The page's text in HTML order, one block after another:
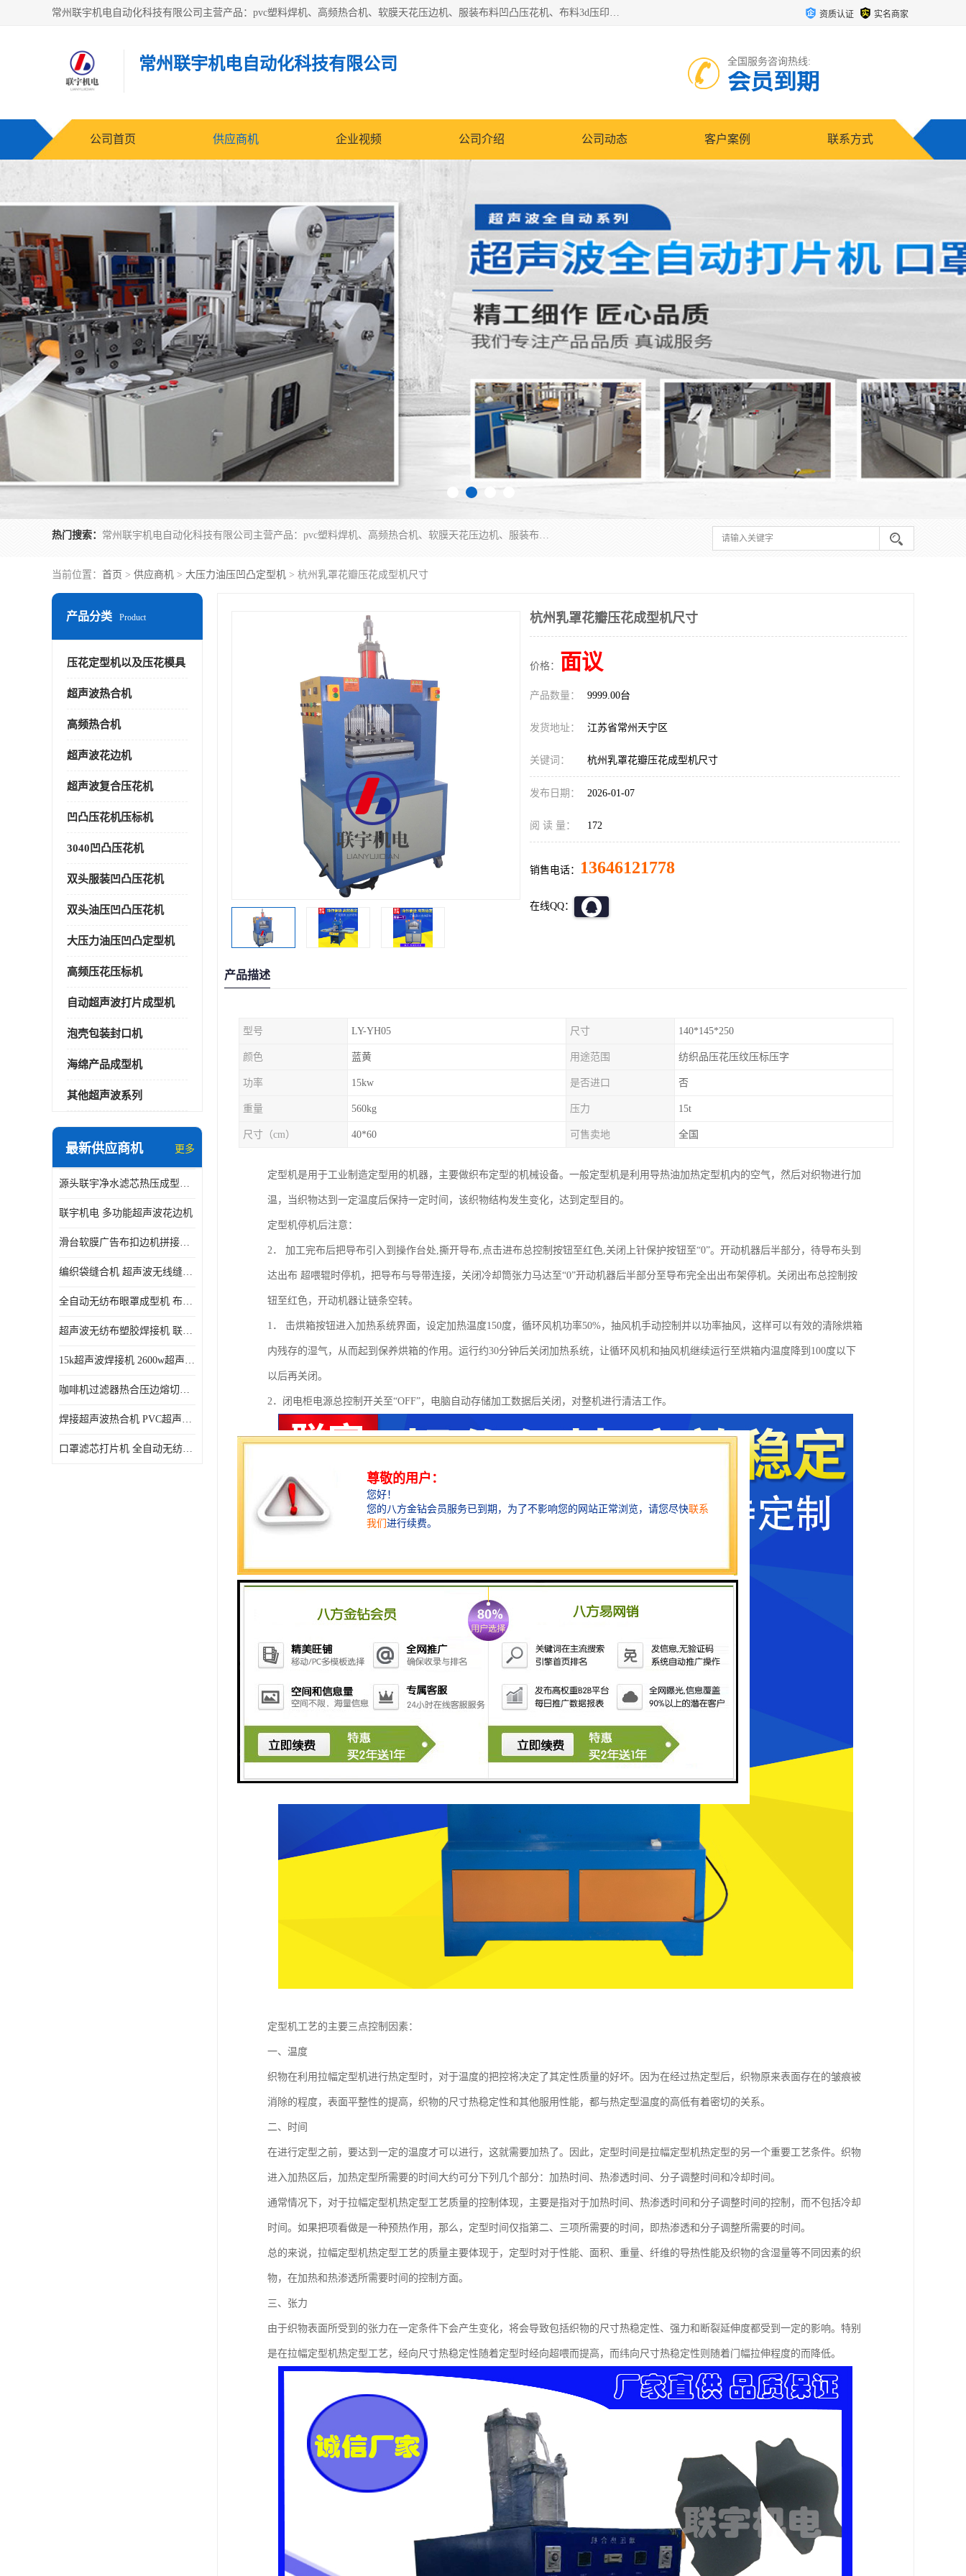
常州联宇机电自动化科技有限公司主营产品：pvc塑料焊机、高频热合机、软膜天花压边机、服装布料凹凸压花机、布料3d压印设备、服装植胶设备、超声波布料花边机、无纺布热合机、全自动压花机。 资质认证 实名商家
常州联宇机电自动化科技有限公司 全国服务咨询热线:
会员到期
公司首页 供应商机 企业视频 公司介绍 公司动态 客户案例 联系方式
热门搜索： 常州联宇机电自动化科技有限公司主营产品：pvc塑料焊机、高频热合机、软膜天花压边机、服装布料凹凸压花机、布料3d压印设备、服装植胶设备、超声波布料花边机、无纺布热合机、全自动压花机。
当前位置： 首页 > 供应商机 > 大压力油压凹凸定型机 > 杭州乳罩花瓣压花成型机尺寸
产品分类 Product
压花定型机以及压花模具
超声波热合机
高频热合机
超声波花边机
超声波复合压花机
凹凸压花机压标机
3040凹凸压花机
双头服装凹凸压花机
双头油压凹凸压花机
大压力油压凹凸定型机
高频压花压标机
自动超声波打片成型机
泡壳包装封口机
海绵产品成型机
其他超声波系列
最新供应商机 更多
源头联宇净水滤芯热压成型机器 超声波大功率封边机
联宇机电 多功能超声波花边机
滑台软膜广告布扣边机拼接机用于焊接热合拼接作用
编织袋缝合机 超声波无线缝合机 厂家现货供应
全自动无纺布眼罩成型机 布料海绵眼罩热合切边机
超声波无纺布塑胶焊接机 联宇制造
15k超声波焊接机 2600w超声波焊接机 联宇制造
咖啡机过滤器热合压边熔切机 超声波无纺布喷胶棉热合机
焊接超声波热合机 PVC超声波焊接机 无纺布超声波设备
口罩滤芯打片机 全自动无纺布压花压标设备 多层料复合机
杭州乳罩花瓣压花成型机尺寸
价格： 面议
产品数量： 9999.00台
发货地址： 江苏省常州天宁区
关键词： 杭州乳罩花瓣压花成型机尺寸
发布日期： 2026-01-07
阅 读 量： 172
销售电话： 13646121778
在线QQ：
产品描述
型号 LY-YH05 尺寸 140*145*250
颜色 蓝黄 用途范围 纺织品压花压纹压标压字
功率 15kw 是否进口 否
重量 560kg 压力 15t
尺寸（cm） 40*60 可售卖地 全国
定型机是用于工业制造定型用的机器，主要做织布定型的机械设备。一般定型机是利用导热油加热定型机内的空气，然后对织物进行加
温，当织物达到一定温度后保持一定时间，该织物结构发生变化，达到定型目的。
定型机停机后注意：
2． 加工完布后把导布引入到操作台处,撕开导布,点击进布总控制按钮至红色,关闭上针保护按钮至“0”。开动机器后半部分，待导布头到
达出布 超喂辊时停机，把导布与导带连接，关闭冷却筒张力马达至“0”开动机器后半部分至导布完全出出布架停机。关闭出布总控制按
钮至红色，开动机器让链条空转。
1． 击烘箱按钮进入加热系统界面，设定加热温度150度，循环风机功率50%，抽风机手动控制并以功率抽风，这样可以有效的清除烘箱
内残存的湿气，从而起到保养烘箱的作用。运行约30分钟后关闭加热系统，让循环风机和抽风机继续运行至烘箱内温度降到100度以下
以后再关闭。
2．闭电柜电源总控制开关至“OFF”，电脑自动存储加工数据后关闭，对整机进行清洁工作。
定型机工艺的主要三点控制因素：
一、温度
织物在利用拉幅定型机进行热定型时，对于温度的把控将决定了其定性质量的好坏。因为在经过热定型后，织物原来表面存在的皱痕被
消除的程度，表面平整性的提高，织物的尺寸热稳定性和其他服用性能，都与热定型温度的高低有着密切的关系。
二、时间
在进行定型之前，要达到一定的温度才可以进行，这就需要加热了。因此，定型时间是拉幅定型机热定型的另一个重要工艺条件。织物
进入加热区后，加热定型所需要的时间大约可分下列几个部分：加热时间、热渗透时间、分子调整时间和冷却时间。
通常情况下，对于拉幅定型机热定型工艺质量的控制体现，主要是指对于加热时间、热渗透时间和分子调整时间的控制，而不包括冷却
时间。如果把项看做是一种预热作用，那么，定型时间仅指第二、三项所需要的时间，即热渗透和分子调整所需要的时间。
总的来说，拉幅定型机热定型工艺的质量主要体现于，定型时对于性能、面积、重量、纤维的导热性能及织物的含湿量等不同因素的织
物，在加热和热渗透所需要时间的控制方面。
三、张力
由于织物表面所受到的张力在一定条件下会产生变化，将会导致包括织物的尺寸热稳定性、强力和断裂延伸度都受到一定的影响。特别
是在拉幅定型机热定型工艺，经向尺寸热稳定性随着定型时经向超喂而提高，而纬向尺寸热稳定性则随着门幅拉伸程度的而降低。